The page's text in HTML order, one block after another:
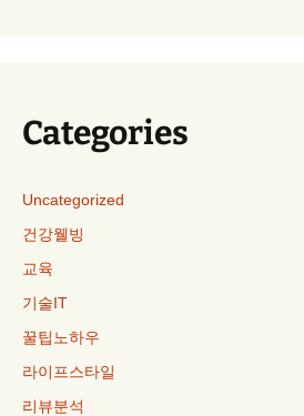
Categories
Uncategorized
건강웰빙
교육
기술IT
꿀팁노하우
라이프스타일
리뷰분석